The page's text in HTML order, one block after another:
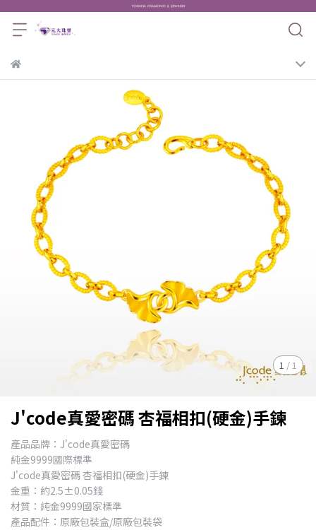
1 /1
J'code真愛密碼 杏福相扣(硬金)手鍊
產品品牌：J'code真愛密碼
純金9999國際標準
J'code真愛密碼 杏福相扣(硬金)手鍊
金重：約2.5±0.05錢
材質：純金9999國家標準
產品配件：原廠包裝盒/原廠包裝袋